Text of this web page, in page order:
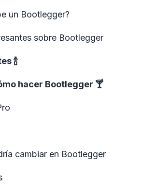
un Bootlegger?
sobre Bootlegger
🍾
hacer Bootlegger 🍸
cambiar en Bootlegger